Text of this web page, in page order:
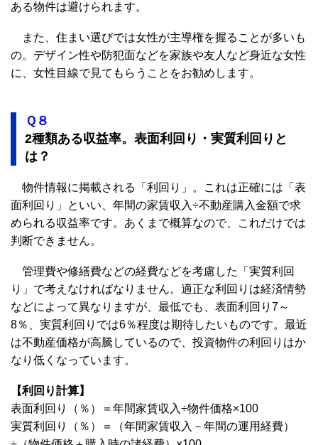
ある物件は避けられます。
また、住まい選びでは女性が主導権を握ることが多いも
の。デザイン性や防犯面などを家族や友人など身近な女性
に、女性目線で見てもらうことをお勧めします。
Ｑ８
2種類ある収益率。表面利回り・実質利回りと
は？
物件情報に掲載される「利回り」。これは正確には「表
面利回り」といい、年間の家賃収入÷不動産購入金額で求
められる収益率です。あくまで概算なので、これだけでは
判断できません。
管理費や修繕費などの経費などを考慮した「実質利回
り」で考えなければなりません。適正な利回りは経済情勢
などによって異なりますが、最低でも、表面利回り7～
8％、実質利回りでは6％程度は期待したいものです。最近
は不動産価格が高騰しているので、投資物件の利回りはか
なり低くなっています。
【利回り計算】
表面利回り（％）＝年間家賃収入÷物件価格×100
実質利回り（％）＝（年間家賃収入－年間の運用経費）